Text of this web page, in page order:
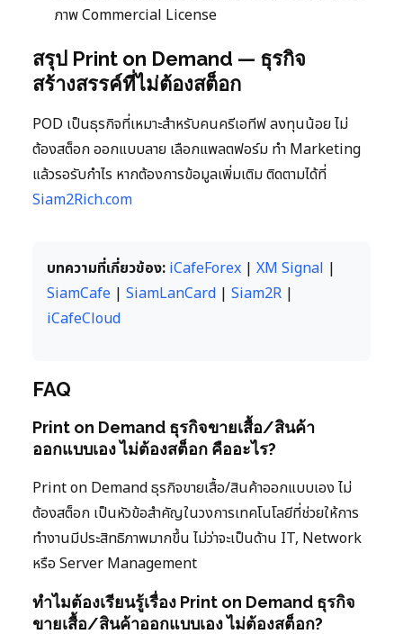
ภาพ Commercial License
สรุป Print on Demand — ธุรกิจ
สร้างสรรค์ที่ไม่ต้องสต็อก
POD เป็นธุรกิจที่เหมาะสำหรับคนครีเอทีฟ ลงทุนน้อย ไม่
ต้องสต็อก ออกแบบลาย เลือกแพลตฟอร์ม ทำ Marketing
แล้วรอรับกำไร หากต้องการข้อมูลเพิ่มเติม ติดตามได้ที่
Siam2Rich.com
บทความที่เกี่ยวข้อง: iCafeForex | XM Signal |
SiamCafe | SiamLanCard | Siam2R |
iCafeCloud
FAQ
Print on Demand ธุรกิจขายเสื้อ/สินค้า
ออกแบบเอง ไม่ต้องสต็อก คืออะไร?
Print on Demand ธุรกิจขายเสื้อ/สินค้าออกแบบเอง ไม่
ต้องสต็อก เป็นหัวข้อสำคัญในวงการเทคโนโลยีที่ช่วยให้การ
ทำงานมีประสิทธิภาพมากขึ้น ไม่ว่าจะเป็นด้าน IT, Network
หรือ Server Management
ทำไมต้องเรียนรู้เรื่อง Print on Demand ธุรกิจ
ขายเสื้อ/สินค้าออกแบบเอง ไม่ต้องสต็อก?